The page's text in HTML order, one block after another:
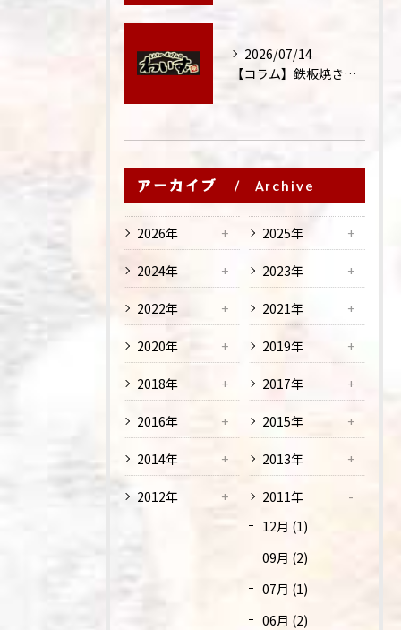
2026/07/14
【コラム】鉄板焼きが"コミュニケーション飯"と呼ばれる理由
アーカイブ Archive
2026年 2025年
2024年 2023年
2022年 2021年
2020年 2019年
2018年 2017年
2016年 2015年
2014年 2013年
2012年
2011年
12月 (1)
09月 (2)
07月 (1)
06月 (2)